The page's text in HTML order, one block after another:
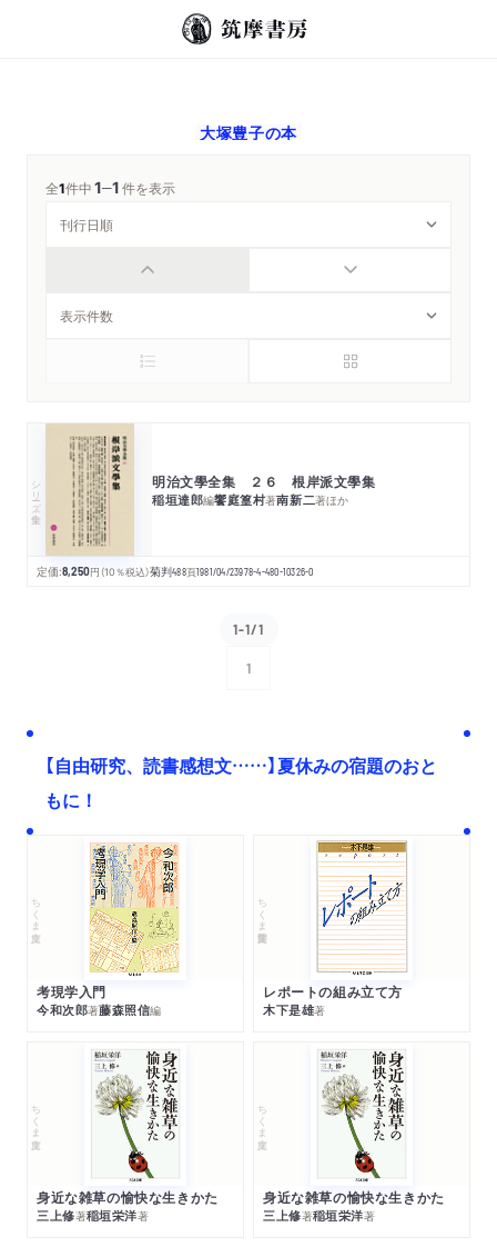
大塚豊子の本
全1件中1─1件を表示
シリーズ・全集 明治文學全集 ２６ 根岸派文學集
稲垣達郎編饗庭篁村著南新二著ほか
定価:8,250円 （10％税込）菊判488頁1981/04/23978-4-480-10326-0
1-1/1
1
【自由研究、読書感想文……】夏休みの宿題のおと
もに！
ちくま文庫
考現学入門
今和次郎著藤森照信編
ちくま学芸文庫
レポートの組み立て方
木下是雄著
ちくま文庫
身近な雑草の愉快な生きかた
三上修著稲垣栄洋著
ちくま文庫
身近な雑草の愉快な生きかた
三上修著稲垣栄洋著